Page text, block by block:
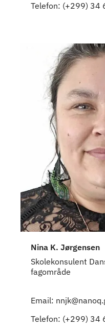
Telefon: (+299) 34
Nina K. Jørgensen
Skolekonsulent
fagområde
Email:
Telefon: (+299) 34